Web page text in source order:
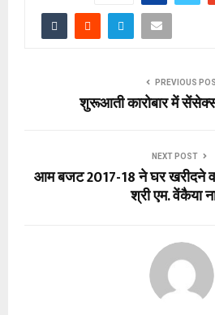
PREVIOUS
शुरूआती कारोबार में
NEXT POST
आम बजट 2017-18 ने घर खरीदने
श्री एम. वेंकैया